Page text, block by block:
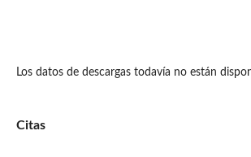
Los datos de descargas todavía no están
Citas